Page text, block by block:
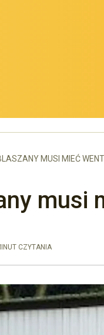
MUSI MIEĆ
musi
CZYTANIA